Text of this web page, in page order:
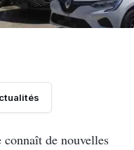
de nouvelles